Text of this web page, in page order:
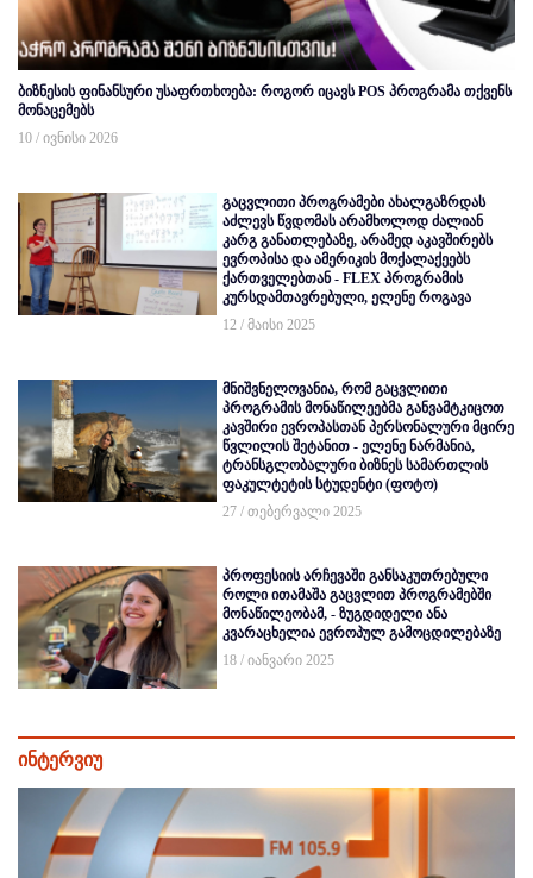
ბიზნესის ფინანსური უსაფრთხოება: როგორ იცავს POS პროგრამა თქვენს
მონაცემებს
10 / ივნისი 2026
გაცვლითი პროგრამები ახალგაზრდას
აძლევს წვდომას არამხოლოდ ძალიან
კარგ განათლებაზე, არამედ აკავშირებს
ევროპისა და ამერიკის მოქალაქეებს
ქართველებთან - FLEX პროგრამის
კურსდამთავრებული, ელენე როგავა
12 / მაისი 2025
მნიშვნელოვანია, რომ გაცვლითი
პროგრამის მონაწილეებმა განვამტკიცოთ
კავშირი ევროპასთან პერსონალური მცირე
წვლილის შეტანით - ელენე ნარმანია,
ტრანსგლობალური ბიზნეს სამართლის
ფაკულტეტის სტუდენტი (ფოტო)
27 / თებერვალი 2025
პროფესიის არჩევაში განსაკუთრებული
როლი ითამაშა გაცვლით პროგრამებში
მონაწილეობამ, - ზუგდიდელი ანა
კვარაცხელია ევროპულ გამოცდილებაზე
18 / იანვარი 2025
ინტერვიუ